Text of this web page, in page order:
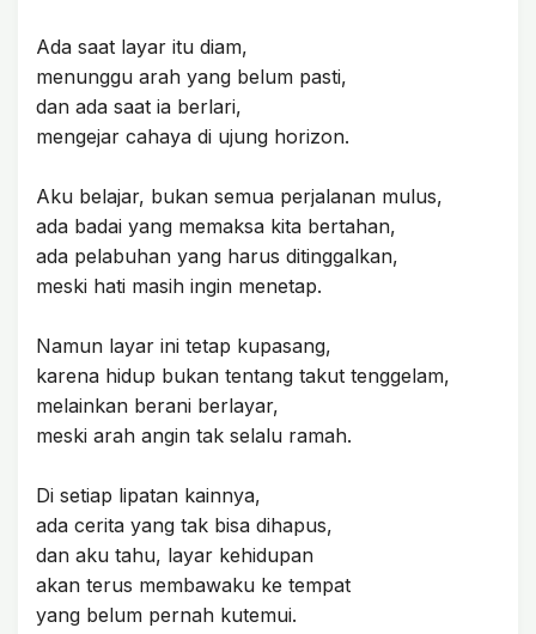
Ada saat layar itu diam,
menunggu arah yang belum pasti,
dan ada saat ia berlari,
mengejar cahaya di ujung horizon.
Aku belajar, bukan semua perjalanan mulus,
ada badai yang memaksa kita bertahan,
ada pelabuhan yang harus ditinggalkan,
meski hati masih ingin menetap.
Namun layar ini tetap kupasang,
karena hidup bukan tentang takut tenggelam,
melainkan berani berlayar,
meski arah angin tak selalu ramah.
Di setiap lipatan kainnya,
ada cerita yang tak bisa dihapus,
dan aku tahu, layar kehidupan
akan terus membawaku ke tempat
yang belum pernah kutemui.